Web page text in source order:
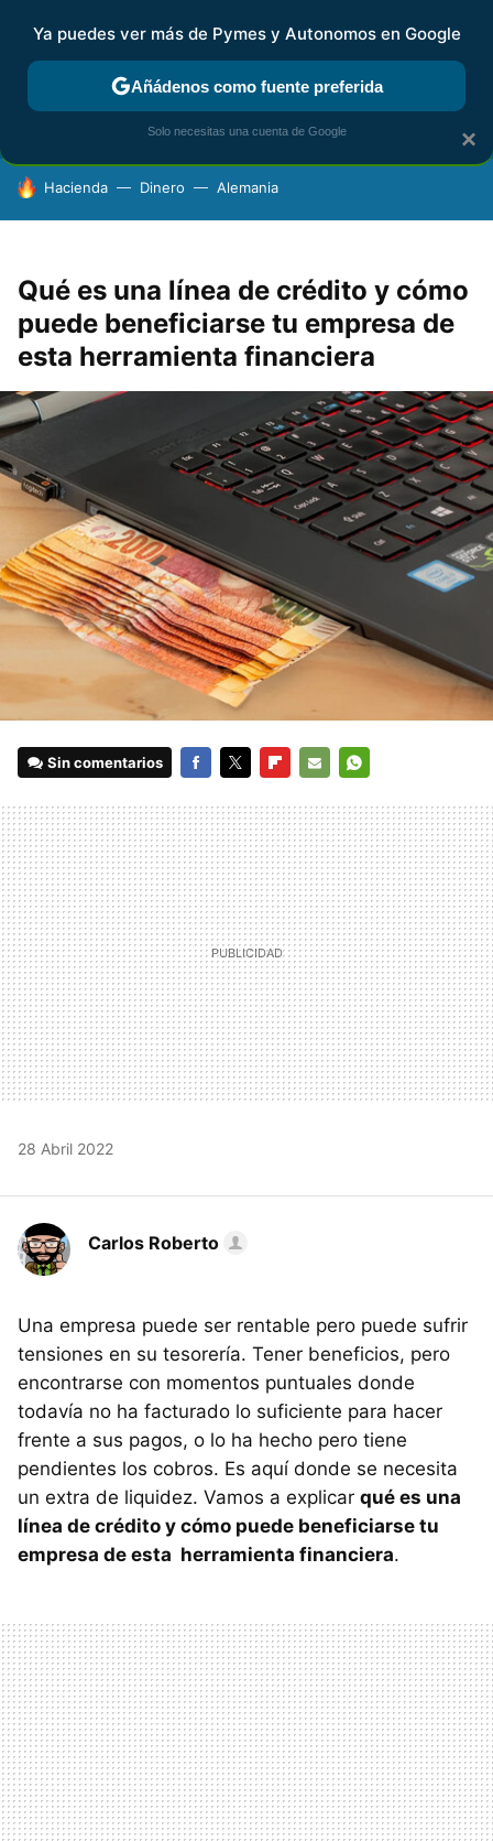
FISCALIDAD Y CONTABILIDAD KIT DIGITAL RENTA
HOY SE HABLA DE
Hacienda Dinero Alemania
Qué es una línea de crédito y cómo
puede beneficiarse tu empresa de
esta herramienta financiera
Sin comentarios
MAIL
28 Abril 2022
Carlos Roberto
Una empresa puede ser rentable pero puede sufrir
tensiones en su tesorería. Tener beneficios, pero
encontrarse con momentos puntuales donde
todavía no ha facturado lo suficiente para hacer
frente a sus pagos, o lo ha hecho pero tiene
pendientes los cobros. Es aquí donde se necesita
un extra de liquidez. Vamos a explicar qué es una
línea de crédito y cómo puede beneficiarse tu
empresa de esta herramienta financiera.
×
Ya puedes ver más de Pymes y Autonomos en Google
Añádenos como fuente preferida
Solo necesitas una cuenta de Google